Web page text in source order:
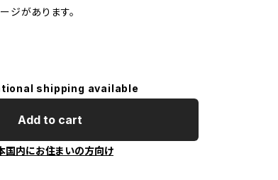
ジがあります。
shipping available
Add to cart
国内にお住まいの方向け